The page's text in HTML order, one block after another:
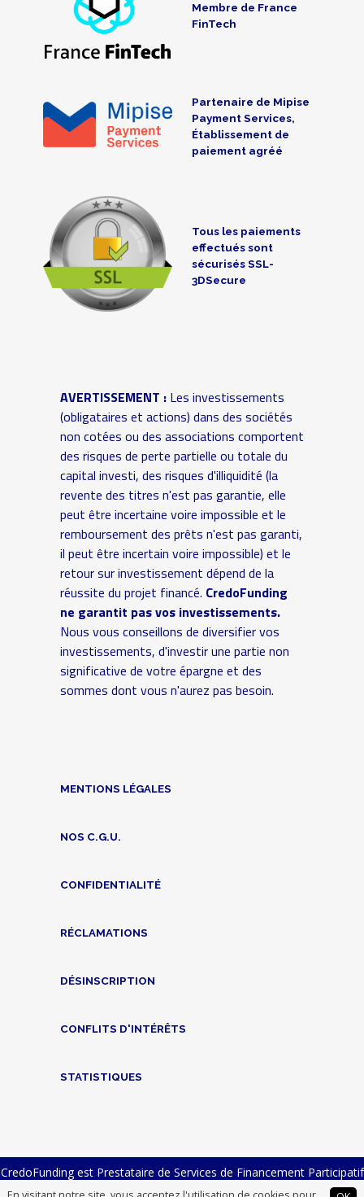
Membre de France
FinTech
Partenaire de Mipise
Payment Services,
Établissement de
paiement agréé
Tous les paiements
effectués sont
sécurisés SSL-
3DSecure
AVERTISSEMENT :Les investissements
(obligataires et actions) dans des sociétés
non cotées ou des associations comportent
des risques de perte partielle ou totale du
capital investi, des risques d'illiquidité (la
revente des titres n'est pas garantie, elle
peut être incertaine voire impossible et le
remboursement des prêts n'est pas garanti,
il peut être incertain voire impossible) et le
retour sur investissement dépend de la
réussite du projet financé. CredoFunding
ne garantit pas vos investissements.
Nous vous conseillons de diversifier vos
investissements, d'investir une partie non
significative de votre épargne et des
sommes dont vous n'aurez pas besoin.
MENTIONS LÉGALES
NOS C.G.U.
CONFIDENTIALITÉ
RÉCLAMATIONS
DÉSINSCRIPTION
CONFLITS D'INTÉRÊTS
STATISTIQUES
CredoFunding est Prestataire de Services de Financement Participatif
n° FP-2023-23 et Intermédiaire en Financement Participatif n°